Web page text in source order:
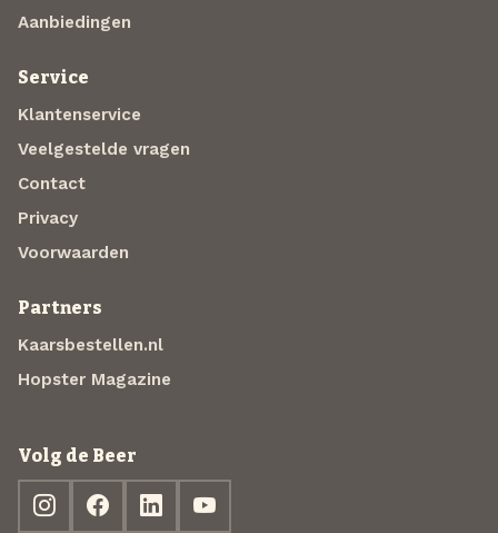
Aanbiedingen
Service
Klantenservice
Veelgestelde vragen
Contact
Privacy
Voorwaarden
Partners
Kaarsbestellen.nl
Hopster Magazine
Volg de Beer